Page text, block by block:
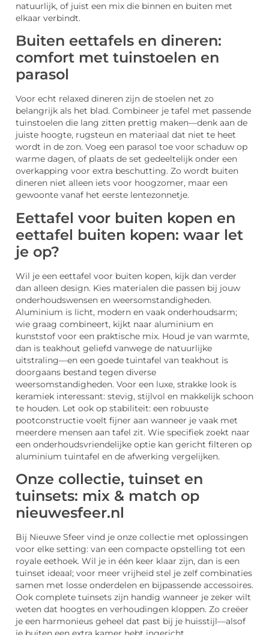
natuurlijk, of juist een mix die binnen en buiten met
elkaar verbindt.
Buiten eettafels en dineren:
comfort met tuinstoelen en
parasol
Voor echt relaxed dineren zijn de stoelen net zo
belangrijk als het blad. Combineer je tafel met passende
tuinstoelen die lang zitten prettig maken—denk aan de
juiste hoogte, rugsteun en materiaal dat niet te heet
wordt in de zon. Voeg een parasol toe voor schaduw op
warme dagen, of plaats de set gedeeltelijk onder een
overkapping voor extra beschutting. Zo wordt buiten
dineren niet alleen iets voor hoogzomer, maar een
gewoonte vanaf het eerste lentezonnetje.
Eettafel voor buiten kopen en
eettafel buiten kopen: waar let
je op?
Wil je een eettafel voor buiten kopen, kijk dan verder
dan alleen design. Kies materialen die passen bij jouw
onderhoudswensen en weersomstandigheden.
Aluminium is licht, modern en vaak onderhoudsarm;
wie graag combineert, kijkt naar aluminium en
kunststof voor een praktische mix. Houd je van warmte,
dan is teakhout geliefd vanwege de natuurlijke
uitstraling—en een goede tuintafel van teakhout is
doorgaans bestand tegen diverse
weersomstandigheden. Voor een luxe, strakke look is
keramiek interessant: stevig, stijlvol en makkelijk schoon
te houden. Let ook op stabiliteit: een robuuste
pootconstructie voelt fijner aan wanneer je vaak met
meerdere mensen aan tafel zit. Wie specifiek zoekt naar
een onderhoudsvriendelijke optie kan gericht filteren op
aluminium tuintafel en de afwerking vergelijken.
Onze collectie, tuinset en
tuinsets: mix & match op
nieuwesfeer.nl
Bij Nieuwe Sfeer vind je onze collectie met oplossingen
voor elke setting: van een compacte opstelling tot een
royale eethoek. Wil je in één keer klaar zijn, dan is een
tuinset ideaal; voor meer vrijheid stel je zelf combinaties
samen met losse onderdelen en bijpassende accessoires.
Ook complete tuinsets zijn handig wanneer je zeker wilt
weten dat hoogtes en verhoudingen kloppen. Zo creëer
je een harmonieus geheel dat past bij je huisstijl—alsof